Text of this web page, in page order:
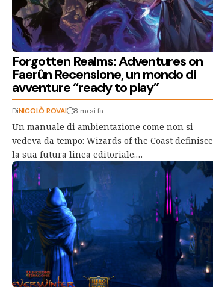
Forgotten Realms: Adventures on
Faerûn Recensione, un mondo di
avventure “ready to play”
DiNICOLÒ ROVAI 8 mesi fa
Un manuale di ambientazione come non si
vedeva da tempo: Wizards of the Coast definisce
la sua futura linea editoriale.…